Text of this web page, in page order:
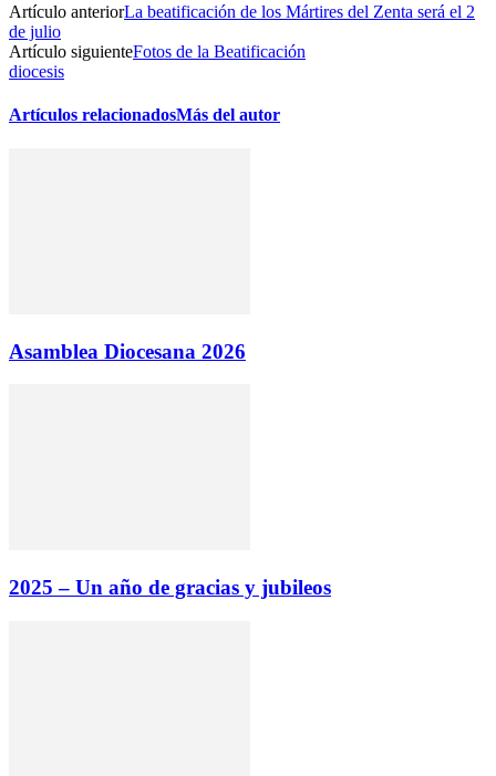
Artículo anteriorLa beatificación de los Mártires del Zenta será el 2
de julio
Artículo siguienteFotos de la Beatificación
diocesis
Artículos relacionadosMás del autor
Asamblea Diocesana 2026
2025 – Un año de gracias y jubileos